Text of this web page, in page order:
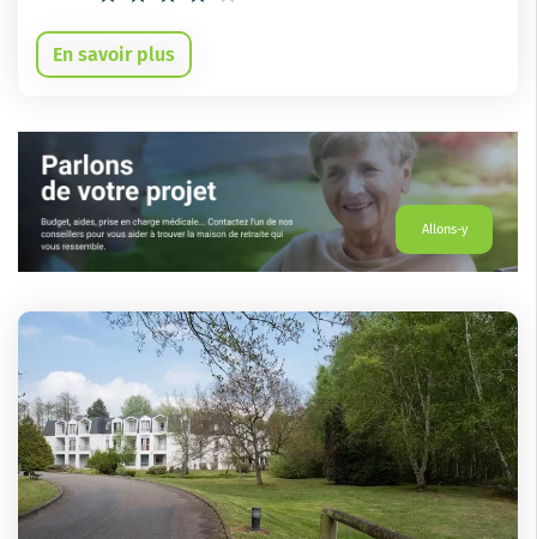
En savoir plus
Allons-y